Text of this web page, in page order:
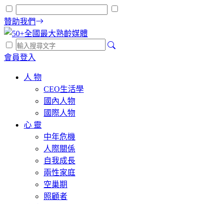
贊助我們
會員登入
人 物
CEO生活學
國內人物
國際人物
心 靈
中年危機
人際關係
自我成長
兩性家庭
空巢期
照顧者